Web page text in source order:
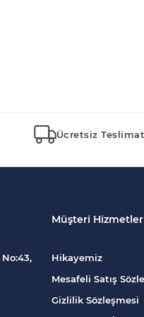
Ücretsiz Teslimat
Müşteri
Hikayemiz
Mesafeli Satış
Gizlilik Sözleşmesi